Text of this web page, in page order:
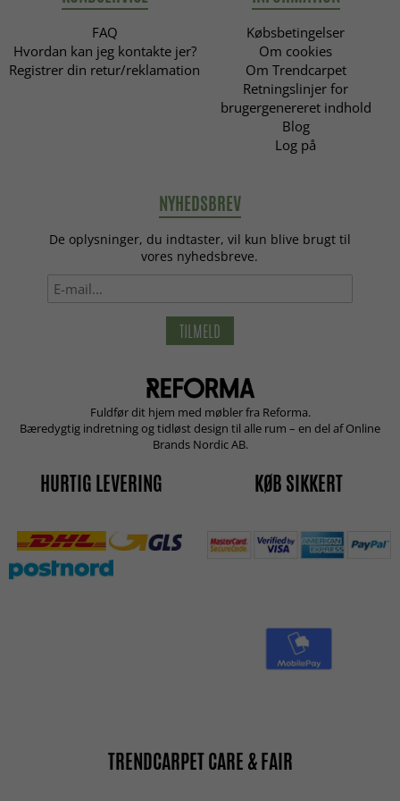
FAQ
Hvordan kan jeg kontakte jer?
Registrer din retur/reklamation
Købsbetingelser
Om cookies
Om Trendcarpet
Retningslinjer for
brugergenereret indhold
Blog
Log på
NYHEDSBREV
De oplysninger, du indtaster, vil kun blive brugt til
vores nyhedsbreve.
TILMELD
Fuldfør dit hjem med møbler fra Reforma.
Bæredygtig indretning og tidløst design til alle rum – en del af Online
Brands Nordic AB.
HURTIG LEVERING KØB SIKKERT
TRENDCARPET CARE & FAIR